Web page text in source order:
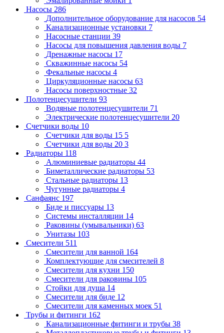
Насосы 286
Дополнительное оборудование для насосов 54
Канализационные установки 7
Насосные станции 39
Насосы для повышения давления воды 7
Дренажные насосы 17
Скважинные насосы 54
Фекальные насосы 4
Циркуляционные насосы 63
Насосы поверхностные 32
Полотенцесушители 93
Водяные полотенцесушители 71
Электрические полотенцесушители 20
Счетчики воды 10
Счетчики для воды 15 5
Счетчики для воды 20 3
Радиаторы 118
Алюминиевые радиаторы 44
Биметаллические радиаторы 53
Стальные радиаторы 13
Чугунные радиаторы 4
Санфаянс 197
Биде и писсуары 13
Системы инсталляции 14
Раковины (умывальники) 63
Унитазы 103
Смесители 511
Смесители для ванной 164
Комплектующие для смесителей 8
Смесители для кухни 150
Смесители для раковины 105
Стойки для душа 14
Смесители для биде 12
Смесители для каменных моек 51
Трубы и фитинги 162
Канализационные фитинги и трубы 38